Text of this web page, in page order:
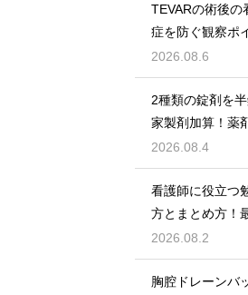
TEVARの術後の
症を防ぐ観察ポ
2026.08.6
2種類の錠剤を
家製剤加算！薬
2026.08.4
看護師に役立つ
方とまとめ方！
2026.08.2
胸腔ドレーンバ